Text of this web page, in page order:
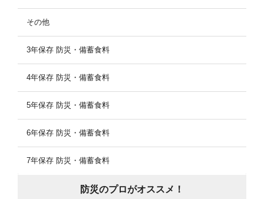
その他
3年保存 防災・備蓄食料
4年保存 防災・備蓄食料
5年保存 防災・備蓄食料
6年保存 防災・備蓄食料
7年保存 防災・備蓄食料
防災のプロがオススメ！